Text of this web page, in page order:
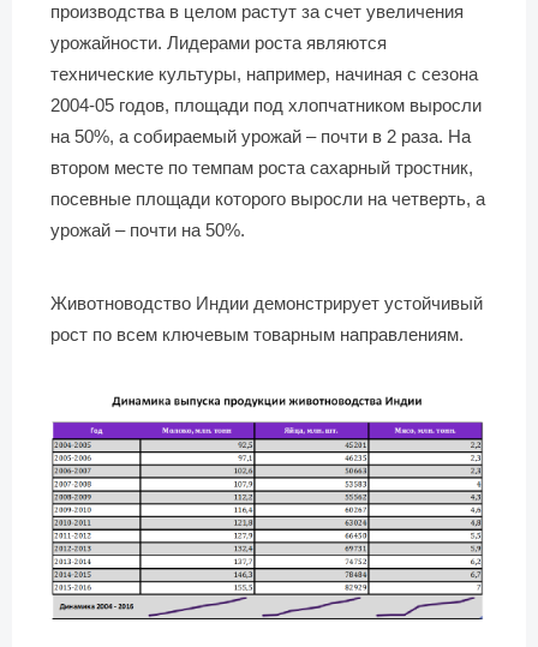
производства в целом растут за счет увеличения
урожайности. Лидерами роста являются
технические культуры, например, начиная с сезона
2004-05 годов, площади под хлопчатником выросли
на 50%, а собираемый урожай – почти в 2 раза. На
втором месте по темпам роста сахарный тростник,
посевные площади которого выросли на четверть, а
урожай – почти на 50%.
Животноводство Индии демонстрирует устойчивый
рост по всем ключевым товарным направлениям.